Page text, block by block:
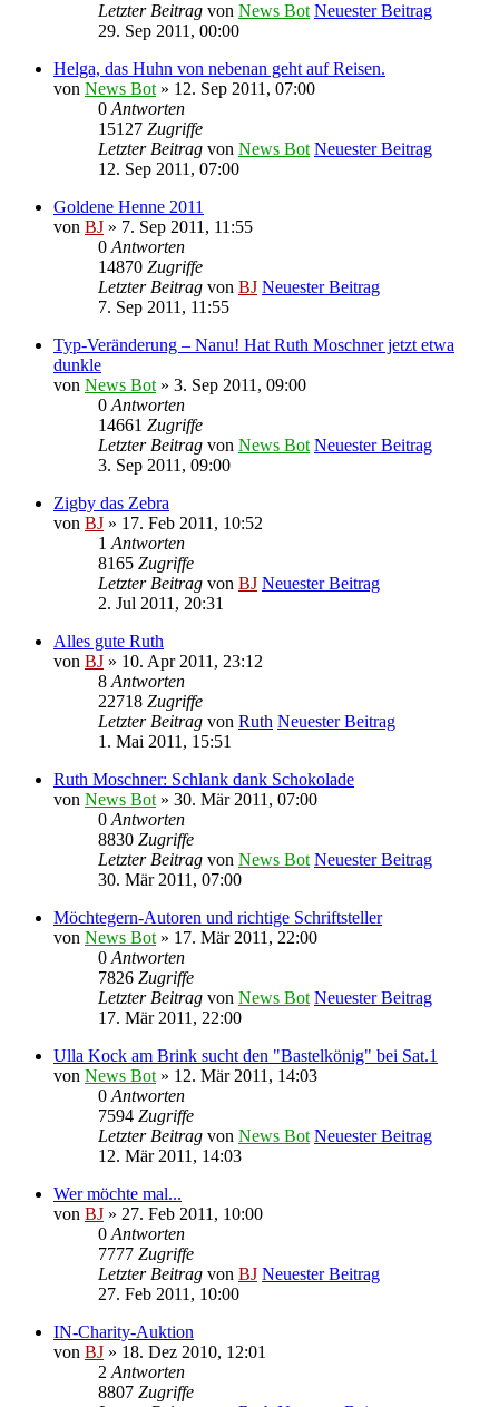
Letzter Beitrag von News Bot Neuester Beitrag
29. Sep 2011, 00:00
Helga, das Huhn von nebenan geht auf Reisen.
von News Bot » 12. Sep 2011, 07:00
0 Antworten
15127 Zugriffe
Letzter Beitrag von News Bot Neuester Beitrag
12. Sep 2011, 07:00
Goldene Henne 2011
von BJ » 7. Sep 2011, 11:55
0 Antworten
14870 Zugriffe
Letzter Beitrag von BJ Neuester Beitrag
7. Sep 2011, 11:55
Typ-Veränderung – Nanu! Hat Ruth Moschner jetzt etwa
dunkle
von News Bot » 3. Sep 2011, 09:00
0 Antworten
14661 Zugriffe
Letzter Beitrag von News Bot Neuester Beitrag
3. Sep 2011, 09:00
Zigby das Zebra
von BJ » 17. Feb 2011, 10:52
1 Antworten
8165 Zugriffe
Letzter Beitrag von BJ Neuester Beitrag
2. Jul 2011, 20:31
Alles gute Ruth
von BJ » 10. Apr 2011, 23:12
8 Antworten
22718 Zugriffe
Letzter Beitrag von Ruth Neuester Beitrag
1. Mai 2011, 15:51
Ruth Moschner: Schlank dank Schokolade
von News Bot » 30. Mär 2011, 07:00
0 Antworten
8830 Zugriffe
Letzter Beitrag von News Bot Neuester Beitrag
30. Mär 2011, 07:00
Möchtegern-Autoren und richtige Schriftsteller
von News Bot » 17. Mär 2011, 22:00
0 Antworten
7826 Zugriffe
Letzter Beitrag von News Bot Neuester Beitrag
17. Mär 2011, 22:00
Ulla Kock am Brink sucht den "Bastelkönig" bei Sat.1
von News Bot » 12. Mär 2011, 14:03
0 Antworten
7594 Zugriffe
Letzter Beitrag von News Bot Neuester Beitrag
12. Mär 2011, 14:03
Wer möchte mal...
von BJ » 27. Feb 2011, 10:00
0 Antworten
7777 Zugriffe
Letzter Beitrag von BJ Neuester Beitrag
27. Feb 2011, 10:00
IN-Charity-Auktion
von BJ » 18. Dez 2010, 12:01
2 Antworten
8807 Zugriffe